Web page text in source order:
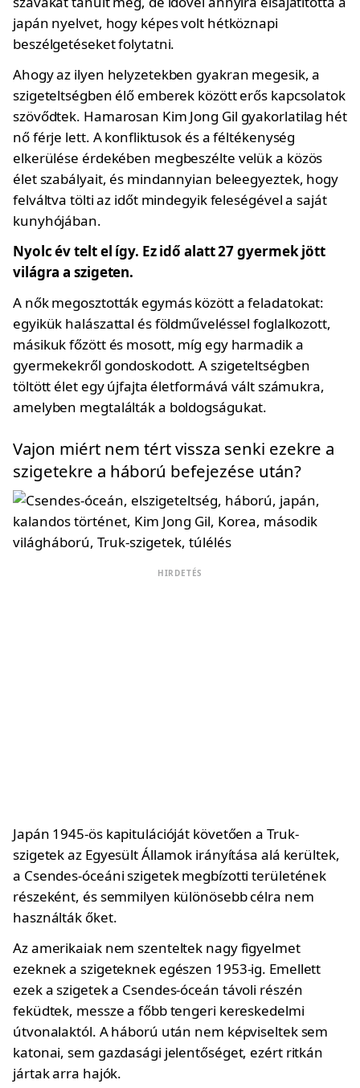
japán nyelvet, hogy képes volt hétköznapi
beszélgetéseket folytatni.
Ahogy az ilyen helyzetekben gyakran megesik, a
szigeteltségben élő emberek között erős kapcsolatok
szövődtek. Hamarosan Kim Jong Gil gyakorlatilag hét
nő férje lett. A konfliktusok és a féltékenység
elkerülése érdekében megbeszélte velük a közös
élet szabályait, és mindannyian beleegyeztek, hogy
felváltva tölti az időt mindegyik feleségével a saját
kunyhójában.
Nyolc év telt el így. Ez idő alatt 27 gyermek jött
világra a szigeten.
A nők megosztották egymás között a feladatokat:
egyikük halászattal és földműveléssel foglalkozott,
másikuk főzött és mosott, míg egy harmadik a
gyermekekről gondoskodott. A szigeteltségben
töltött élet egy újfajta életformává vált számukra,
amelyben megtalálták a boldogságukat.
Vajon miért nem tért vissza senki ezekre a
szigetekre a háború befejezése után?
HIRDETÉS
Japán 1945-ös kapitulációját követően a Truk-
szigetek az Egyesült Államok irányítása alá kerültek,
a Csendes-óceáni szigetek megbízotti területének
részeként, és semmilyen különösebb célra nem
használták őket.
Az amerikaiak nem szenteltek nagy figyelmet
ezeknek a szigeteknek egészen 1953-ig. Emellett
ezek a szigetek a Csendes-óceán távoli részén
feküdtek, messze a főbb tengeri kereskedelmi
útvonalaktól. A háború után nem képviseltek sem
katonai, sem gazdasági jelentőséget, ezért ritkán
jártak arra hajók.